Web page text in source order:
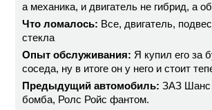
а механика, и двигатель не гибрид, а
Что ломалось: Все, двигатель,
стекла
Опыт обслуживания: Я купил его за
соседа, ну в итоге он у него и стоит
Предыдущий автомобиль: ЗАЗ Шанс
бомба, Ролс Ройс фантом.